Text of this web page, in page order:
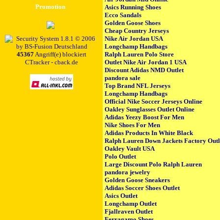
Promotion
45367Angriff(e) blockiert
CTracker - cback.de
Asics Running Shoes
Ecco Sandals
Golden Goose Shoes
Cheap Country Jerseys
Nike Air Jordan USA
Longchamp Handbags
Ralph Lauren Polo Store
Outlet Nike Air Jordan 1 USA
Discount Adidas NMD Outlet
pandora sale
Top Brand NFL Jerseys
Longchamp Handbags
Official Nike Soccer Jerseys Online
Oakley Sunglasses Outlet Online
Adidas Yeezy Boost For Men
Nike Shoes For Men
Adidas Products In White Black
Ralph Lauren Down Jackets Factory
Oakley Vault USA
Polo Outlet
Large Discount Polo Ralph Lauren
pandora jewelry
Golden Goose Sneakers
Adidas Soccer Shoes Outlet
Asics Outlet
Longchamp Outlet
Fjallraven Outlet